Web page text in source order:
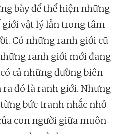
bày để thể hiện những
vật lý lẫn trong tâm
Có những ranh giới cũ
ranh giới mới đang
cả những đường biên
đó là ranh giới. Nhưng
bức tranh nhắc nhở
con người giữa muôn